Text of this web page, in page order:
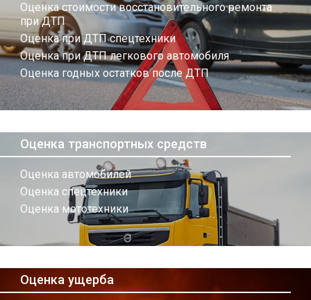
Оценка стоимости восстановительного ремонта
при ДТП
Оценка при ДТП спецтехники
Оценка при ДТП легкового автомобиля
Оценка годных остатков после ДТП
Оценка транспортных средств
Оценка автомобилей
Оценка спецтехники
Оценка мототехники
Оценка ущерба